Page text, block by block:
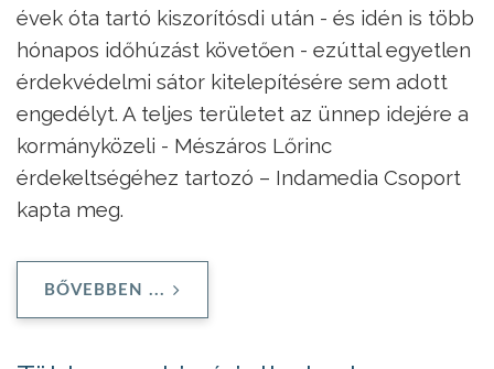
évek óta tartó kiszorítósdi után - és idén is több
hónapos időhúzást követően - ezúttal egyetlen
érdekvédelmi sátor kitelepítésére sem adott
engedélyt. A teljes területet az ünnep idejére a
kormányközeli - Mészáros Lőrinc
érdekeltségéhez tartozó – Indamedia Csoport
kapta meg.
BŐVEBBEN ...